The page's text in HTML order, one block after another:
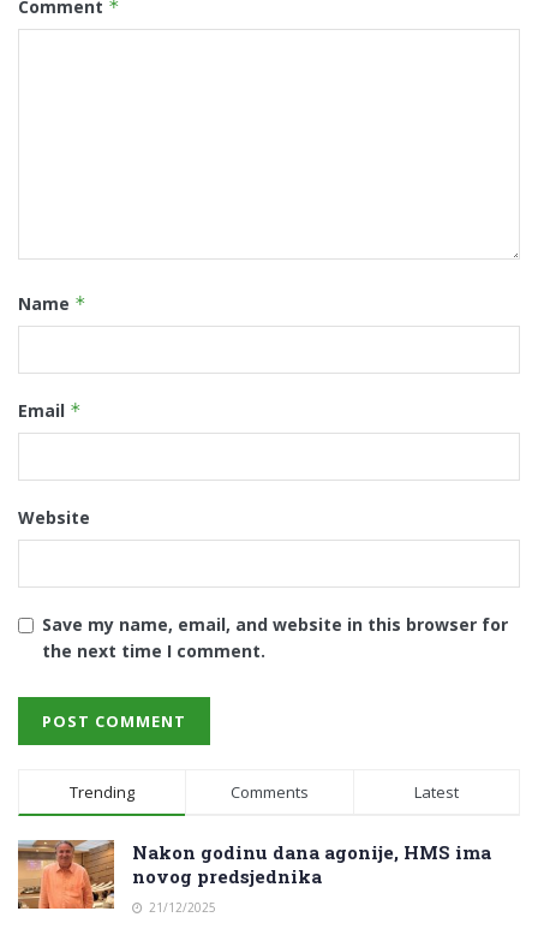
Comment *
Name *
Email *
Website
Save my name, email, and website in this browser for
the next time I comment.
Trending Comments Latest
Nakon godinu dana agonije, HMS ima
novog predsjednika
21/12/2025